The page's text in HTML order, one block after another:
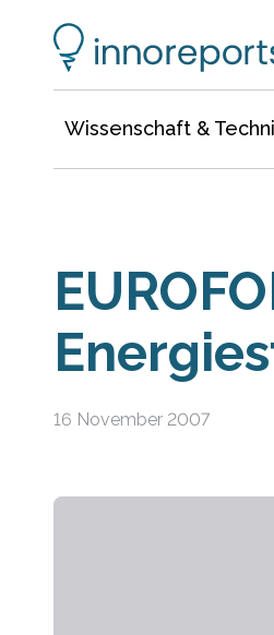
Wissenschaft &
16 November 2007